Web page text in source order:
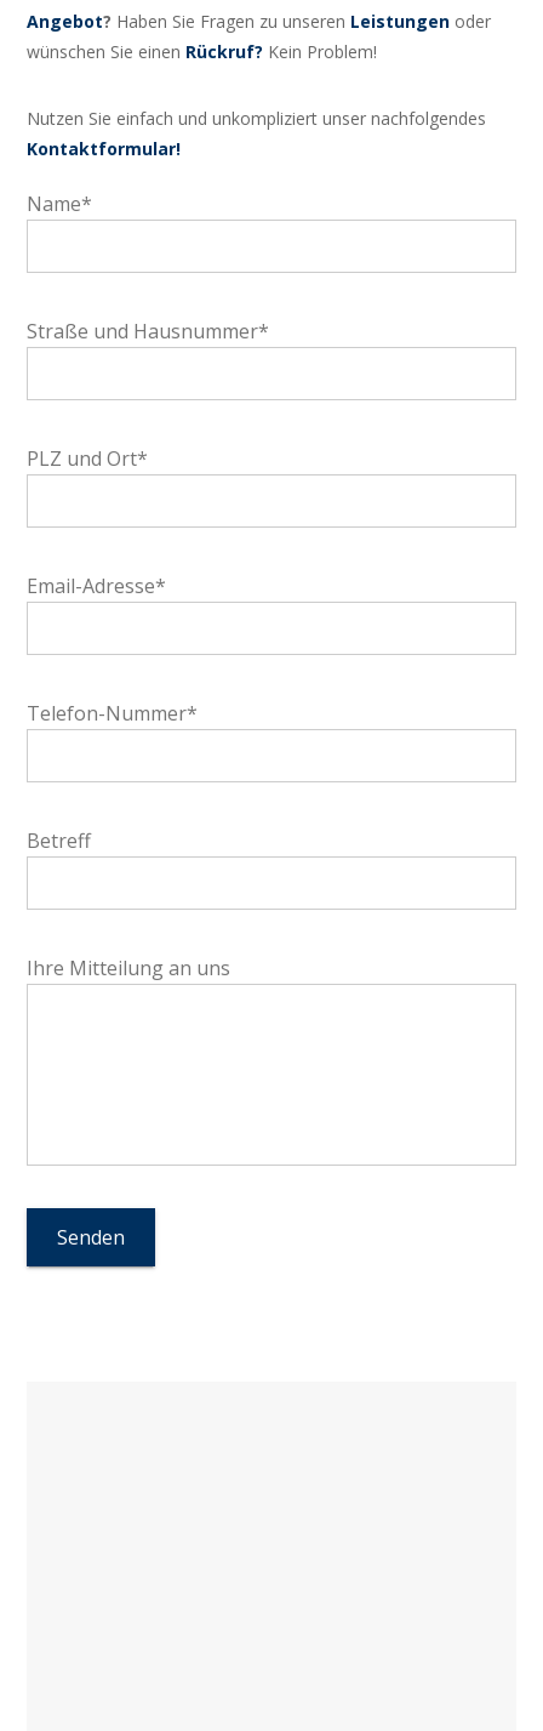
Angebot? Haben Sie Fragen zu unseren Leistungen oder
wünschen Sie einen Rückruf? Kein Problem!
Nutzen Sie einfach und unkompliziert unser nachfolgendes
Kontaktformular!
Name*
Straße und Hausnummer*
PLZ und Ort*
Email-Adresse*
Telefon-Nummer*
Betreff
Ihre Mitteilung an uns